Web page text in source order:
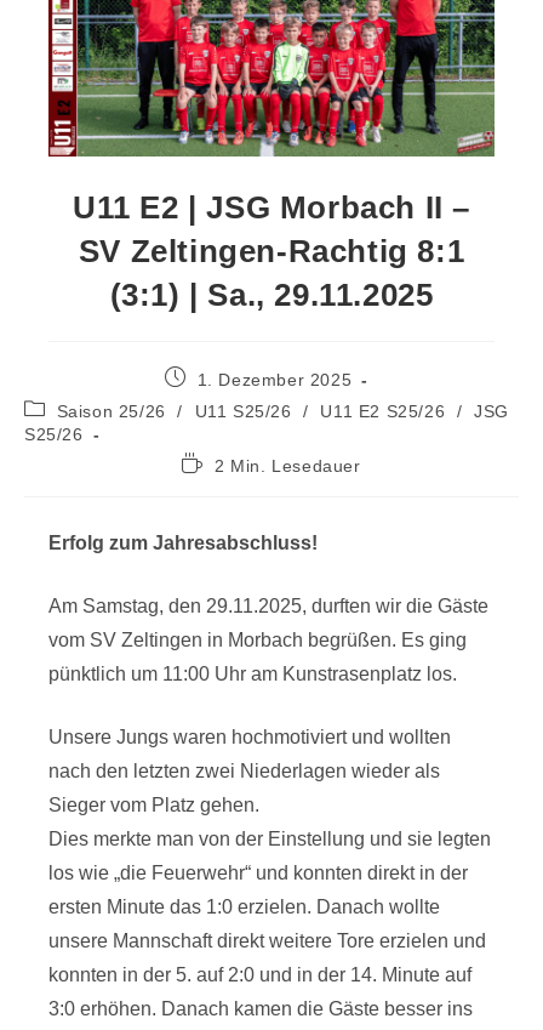
U11 E2 | JSG Morbach II –
SV Zeltingen-Rachtig 8:1
(3:1) | Sa., 29.11.2025
1. Dezember 2025
Saison 25/26
/ U11 S25/26 / U11 E2 S25/26 /
JSG
S25/26
2 Min. Lesedauer
Erfolg zum Jahresabschluss!
Am Samstag, den 29.11.2025, durften wir die Gäste
vom SV Zeltingen in Morbach begrüßen. Es ging
pünktlich um 11:00 Uhr am Kunstrasenplatz los.
Unsere Jungs waren hochmotiviert und wollten
nach den letzten zwei Niederlagen wieder als
Sieger vom Platz gehen.
Dies merkte man von der Einstellung und sie legten
los wie „die Feuerwehr“ und konnten direkt in der
ersten Minute das 1:0 erzielen. Danach wollte
unsere Mannschaft direkt weitere Tore erzielen und
konnten in der 5. auf 2:0 und in der 14. Minute auf
3:0 erhöhen. Danach kamen die Gäste besser ins